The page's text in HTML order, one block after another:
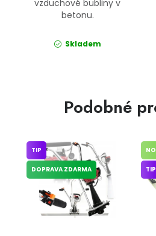
vzduchové bubliny v
betonu.
Skladem
Podobné
TIP
DOPRAVA ZDARMA TIP